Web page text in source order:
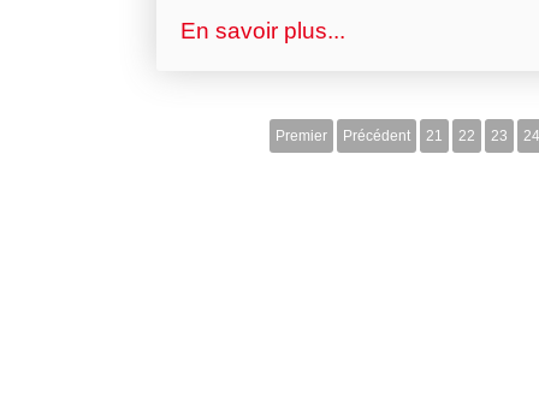
En savoir plus...
Premier Précédent 21 22 23 24